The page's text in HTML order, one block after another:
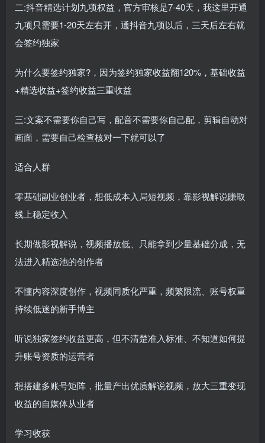
二:抖音精选计划九项权益，官方审核是7-40天，我这里开通
九项只需要1-20天左右开，通抖音九项以后，三天后左右就
会签约独家
为什么要签约独家?，因为签约独家收益翻120%，基础收益
+精选收益+签约收益三重收益
三:文案不需要你自己写，配音不需要你自己配，剪辑自动对
画面，需要自己检查核对一下就可以了
适合人群
零基础副业创业者，想低成本入局短视频，靠影视解说賺取
线上稳定收入
长期做影视解说，视频播放低、只能拿到少量基础分成，无
法进入精选池的创作者
不懂内容深度创作，视频同质化严重，频繁限流、账号权重
持续低迷的新手博主
听说独家签约收益更高，但不清楚准入标准、不知道如何提
升账号资质的运营者
想搭建多账号矩阵，批量产出优质解说视频，放大三重变现
收益的自媒体从业者
学习收获